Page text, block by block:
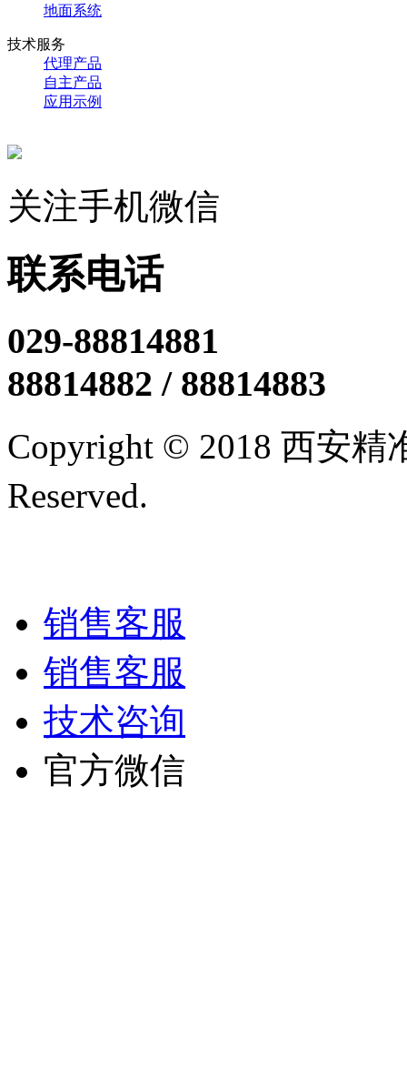
地面系统
技术服务
代理产品
自主产品
应用示例
关注手机微信
联系电话
029-88814881
88814882 / 88814883
Copyright © 2018 西安精
Reserved.
销售客服
销售客服
技术咨询
官方微信